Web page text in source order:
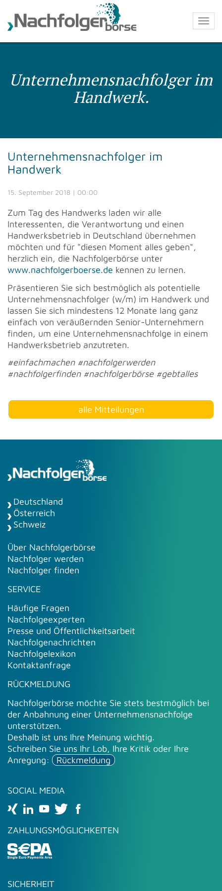
Direkt
Unternehmensnachfolger im
Handwerk.
Unternehmensnachfolger im
Handwerk
15. September 2018 | 00:00
Zum Tag des Handwerks laden wir alle
Interessenten, die Verantwortung und einen
Handwerksbetrieb in Deutschland übernehmen
möchten und für "diesen Moment alles geben",
herzlich ein, die Nachfolgerbörse unter
www.nachfolgerboerse.de kennen zu lernen.
Präsentieren Sie sich bestmöglich als potentielle
Unternehmensnachfolger (w/m) im Handwerk und
lassen Sie sich mindestens 12 Monate lang ganz
einfach von veräußernden Senior-Unternehmern
finden, um eine Unternehmensnachfolge in einem
Handwerksbetrieb anzutreten.
#einfachmachen #nachfolgerwerden
#nachfolgerfinden #nachfolgerbörse #gebtalles
alle Mitteilungen
Deutschland
Österreich
Schweiz
Über Nachfolgerbörse
Nachfolger werden
Nachfolger finden
SERVICE
Häufige Fragen
Nachfolgeexperten
Presse und Öffentlichkeitsarbeit
Nachfolgenachrichten
Nachfolgelexikon
Kontaktanfrage
RÜCKMELDUNG
Nachfolgerbörse möchte Sie stets bestmöglich bei
der Anbahnung einer Unternehmensnachfolge
unterstützen.
Deshalb ist uns Ihre Meinung wichtig.
Schreiben Sie uns Ihr Lob, Ihre Kritik oder Ihre
Anregung:
Rückmeldung
SOCIAL MEDIA
ZAHLUNGSMÖGLICHKEITEN
SICHERHEIT